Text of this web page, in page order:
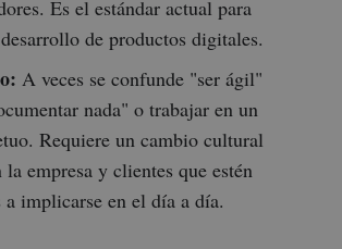
Es el estándar actual para
de productos digitales.
A veces se confunde "ser ágil"
nada" o trabajar en un
Requiere un cambio cultural
la empresa y clientes que estén
a implicarse en el día a día.